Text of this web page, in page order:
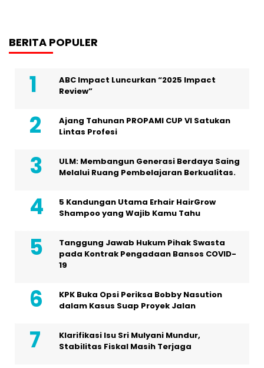
BERITA POPULER
ABC Impact Luncurkan “2025 Impact
Review”
Ajang Tahunan PROPAMI CUP VI Satukan
Lintas Profesi
ULM: Membangun Generasi Berdaya Saing
Melalui Ruang Pembelajaran Berkualitas.
5 Kandungan Utama Erhair HairGrow
Shampoo yang Wajib Kamu Tahu
Tanggung Jawab Hukum Pihak Swasta
pada Kontrak Pengadaan Bansos COVID-
19
KPK Buka Opsi Periksa Bobby Nasution
dalam Kasus Suap Proyek Jalan
Klarifikasi Isu Sri Mulyani Mundur,
Stabilitas Fiskal Masih Terjaga